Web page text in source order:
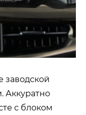
заводской
Аккуратно
с блоком